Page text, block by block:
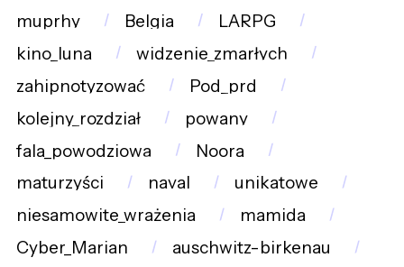
muprhy
Belgia
LARPG
kino_luna
widzenie_zmarłych
zahipnotyzować
Pod_prd
kolejny_rozdział
powany
fala_powodziowa
Noora
maturzyści
naval
unikatowe
niesamowite_wrażenia
mamida
Cyber_Marian
auschwitz-birkenau